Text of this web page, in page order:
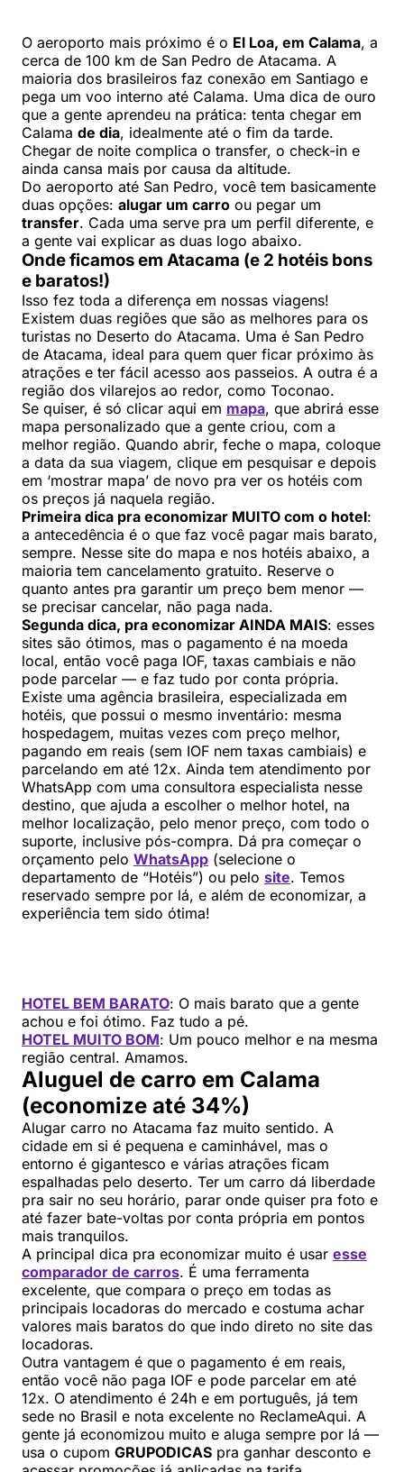
O aeroporto mais próximo é o El Loa, em Calama, a
cerca de 100 km de San Pedro de Atacama. A
maioria dos brasileiros faz conexão em Santiago e
pega um voo interno até Calama. Uma dica de ouro
que a gente aprendeu na prática: tenta chegar em
Calama de dia, idealmente até o fim da tarde.
Chegar de noite complica o transfer, o check-in e
ainda cansa mais por causa da altitude.
Do aeroporto até San Pedro, você tem basicamente
duas opções: alugar um carro ou pegar um
transfer. Cada uma serve pra um perfil diferente, e
a gente vai explicar as duas logo abaixo.
Onde ficamos em Atacama (e 2 hotéis bons
e baratos!)
Isso fez toda a diferença em nossas viagens!
Existem duas regiões que são as melhores para os
turistas no Deserto do Atacama. Uma é San Pedro
de Atacama, ideal para quem quer ficar próximo às
atrações e ter fácil acesso aos passeios. A outra é a
região dos vilarejos ao redor, como Toconao.
Se quiser, é só clicar aqui em mapa, que abrirá esse
mapa personalizado que a gente criou, com a
melhor região. Quando abrir, feche o mapa, coloque
a data da sua viagem, clique em pesquisar e depois
em ‘mostrar mapa’ de novo pra ver os hotéis com
os preços já naquela região.
Primeira dica pra economizar MUITO com o hotel:
a antecedência é o que faz você pagar mais barato,
sempre. Nesse site do mapa e nos hotéis abaixo, a
maioria tem cancelamento gratuito. Reserve o
quanto antes pra garantir um preço bem menor —
se precisar cancelar, não paga nada.
Segunda dica, pra economizar AINDA MAIS: esses
sites são ótimos, mas o pagamento é na moeda
local, então você paga IOF, taxas cambiais e não
pode parcelar — e faz tudo por conta própria.
Existe uma agência brasileira, especializada em
hotéis, que possui o mesmo inventário: mesma
hospedagem, muitas vezes com preço melhor,
pagando em reais (sem IOF nem taxas cambiais) e
parcelando em até 12x. Ainda tem atendimento por
WhatsApp com uma consultora especialista nesse
destino, que ajuda a escolher o melhor hotel, na
melhor localização, pelo menor preço, com todo o
suporte, inclusive pós-compra. Dá pra começar o
orçamento pelo WhatsApp (selecione o
departamento de “Hotéis”) ou pelo site. Temos
reservado sempre por lá, e além de economizar, a
experiência tem sido ótima!
HOTEL BEM BARATO: O mais barato que a gente
achou e foi ótimo. Faz tudo a pé.
HOTEL MUITO BOM: Um pouco melhor e na mesma
região central. Amamos.
Aluguel de carro em Calama
(economize até 34%)
Alugar carro no Atacama faz muito sentido. A
cidade em si é pequena e caminhável, mas o
entorno é gigantesco e várias atrações ficam
espalhadas pelo deserto. Ter um carro dá liberdade
pra sair no seu horário, parar onde quiser pra foto e
até fazer bate-voltas por conta própria em pontos
mais tranquilos.
A principal dica pra economizar muito é usar esse
comparador de carros. É uma ferramenta
excelente, que compara o preço em todas as
principais locadoras do mercado e costuma achar
valores mais baratos do que indo direto no site das
locadoras.
Outra vantagem é que o pagamento é em reais,
então você não paga IOF e pode parcelar em até
12x. O atendimento é 24h e em português, já tem
sede no Brasil e nota excelente no ReclameAqui. A
gente já economizou muito e aluga sempre por lá —
usa o cupom GRUPODICAS pra ganhar desconto e